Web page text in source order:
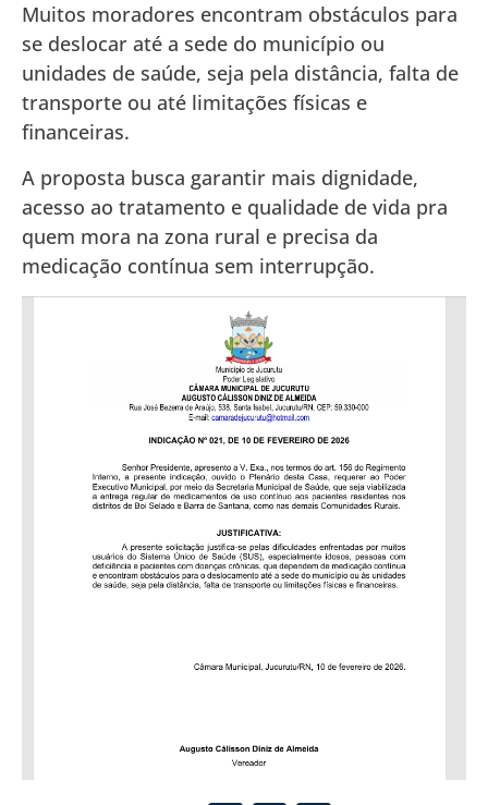
Muitos moradores encontram obstáculos para
se deslocar até a sede do município ou
unidades de saúde, seja pela distância, falta de
transporte ou até limitações físicas e
financeiras.
A proposta busca garantir mais dignidade,
acesso ao tratamento e qualidade de vida pra
quem mora na zona rural e precisa da
medicação contínua sem interrupção.